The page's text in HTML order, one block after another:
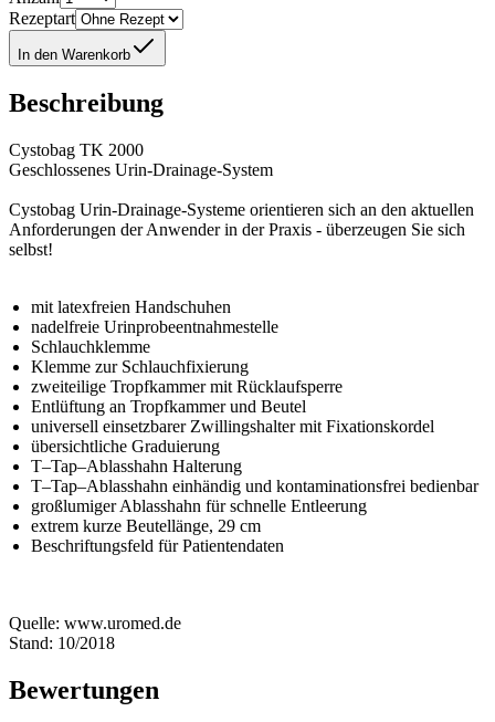
Rezeptart
In den Warenkorb
Beschreibung
Cystobag TK 2000
Geschlossenes Urin-Drainage-System
Cystobag Urin-Drainage-Systeme orientieren sich an den aktuellen
Anforderungen der Anwender in der Praxis - überzeugen Sie sich
selbst!
mit latexfreien Handschuhen
nadelfreie Urinprobeentnahmestelle
Schlauchklemme
Klemme zur Schlauchfixierung
zweiteilige Tropfkammer mit Rücklaufsperre
Entlüftung an Tropfkammer und Beutel
universell einsetzbarer Zwillingshalter mit Fixationskordel
übersichtliche Graduierung
T–Tap–Ablasshahn Halterung
T–Tap–Ablasshahn einhändig und kontaminationsfrei bedienbar
großlumiger Ablasshahn für schnelle Entleerung
extrem kurze Beutellänge, 29 cm
Beschriftungsfeld für Patientendaten
Quelle: www.uromed.de
Stand: 10/2018
Bewertungen